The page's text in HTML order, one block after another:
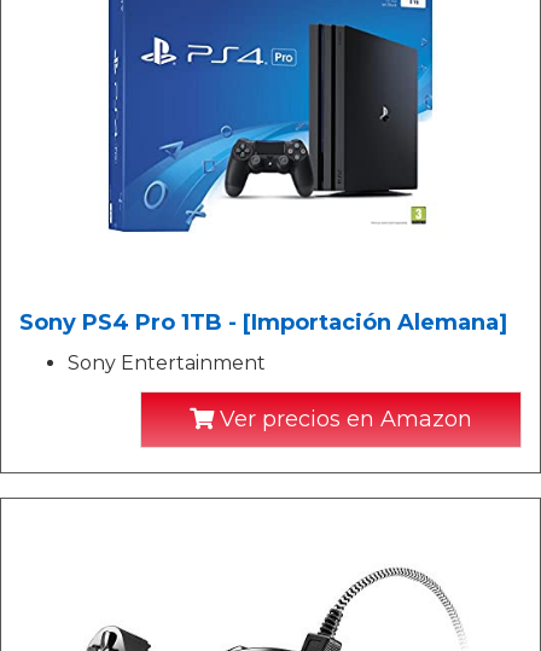
Sony PS4 Pro 1TB - [Importación Alemana]
Sony Entertainment
Ver precios en Amazon